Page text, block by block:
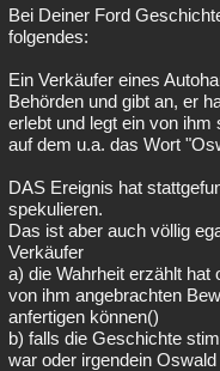
Bei Deiner Ford
folgendes:
Ein Verkäufer eines
Behörden und gibt an, er
erlebt und legt ein von
auf dem u.a. das Wort
DAS Ereignis hat
spekulieren.
Das ist aber auch völlig
Verkäufer
a) die Wahrheit erzählt
von ihm angebrachten
anfertigen können()
b) falls die Geschichte
war oder irgendein Oswald